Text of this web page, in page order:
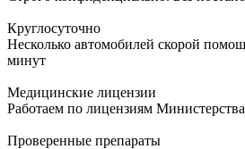
Круглосуточно
Несколько автомобилей скорой
минут
Медицинские лицензии
Работаем по лицензиям
Проверенные препараты